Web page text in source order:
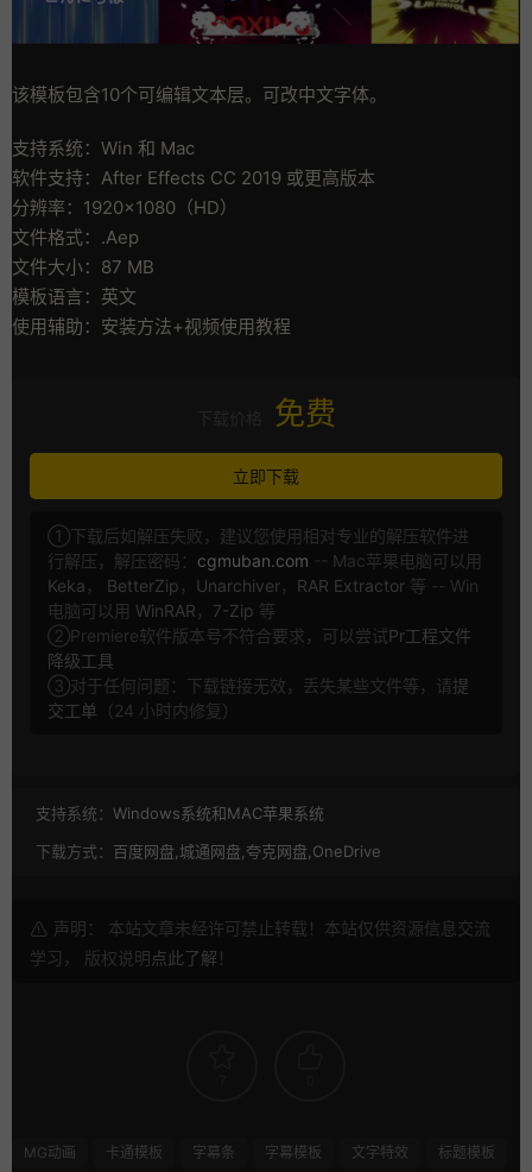
该模板包含10个可编辑文本层。可改中文字体。
支持系统：Win 和 Mac
软件支持：After Effects CC 2019 或更高版本
分辨率：1920×1080（HD）
文件格式：.Aep
文件大小：87 MB
模板语言：英文
使用辅助：安装方法+视频使用教程
免费
立即下载
①下载后如解压失败，建议您使用相对专业的解压软件进
行解压，解压密码： cgmuban.com -- Mac苹果电脑可以用
Keka ， BetterZip ， Unarchiver， RAR Extractor 等 -- Win
电脑可以用 WinRAR ， 7-Zip 等
②Premiere软件版本号不符合要求，可以尝试Pr工程文件
降级工具
③对于任何问题：下载链接无效，丢失某些文件等，请提
交工单 （24 小时内修复）
支持系统： Windows系统和MAC苹果系统
下载方式： 百度网盘,城通网盘,夸克网盘,OneDrive
声明： 本站文章未经许可禁止转载！本站仅供资源信息交流
学习， 版权说明点此了解 ！
MG动画 卡通模板 字幕条 字幕模板 文字特效 标题模板